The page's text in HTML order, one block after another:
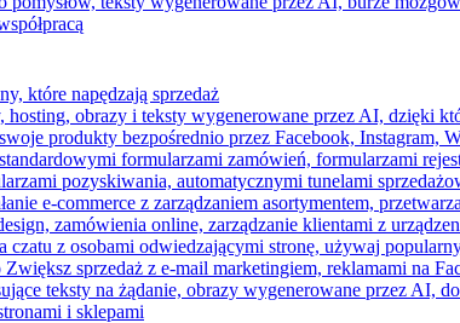
które napędzają sprzedaż
hosting, obrazy i teksty wygenerowane przez AI, dzięki
produkty bezpośrednio przez Facebook, Instagram,
formularzami zamówień, formularzami
pozyskiwania, automatycznymi tunelami
e-commerce z zarządzaniem asortymentem,
zamówienia online, zarządzanie klientami z
czatu z osobami odwiedzającymi stronę, używaj
Zwiększ sprzedaż z e-mail marketingiem, reklamami na
teksty na żądanie, obrazy wygenerowane przez AI,
i sklepami